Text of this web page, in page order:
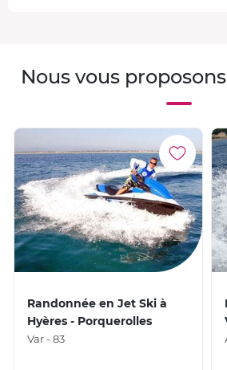
Nous vous
Randonnée en Jet Ski à
Hyères - Porquerolles
Var - 83